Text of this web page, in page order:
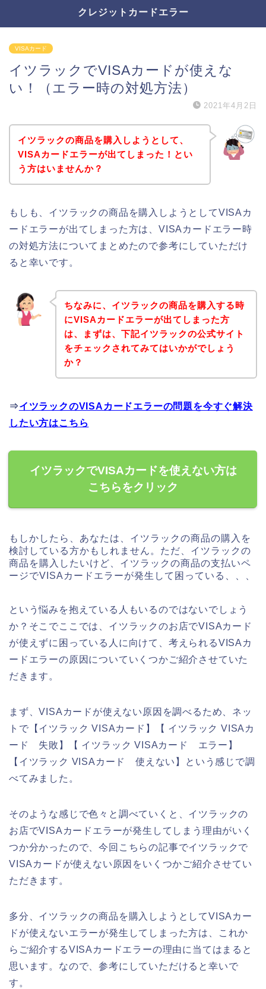
クレジットカードエラー
VISAカード
イツラックでVISAカードが使えな
い！（エラー時の対処方法）
2021年4月2日
イツラックの商品を購入しようとして、
VISAカードエラーが出てしまった！とい
う方はいませんか？
もしも、イツラックの商品を購入しようとしてVISAカ
ードエラーが出てしまった方は、VISAカードエラー時
の対処方法についてまとめたので参考にしていただけ
ると幸いです。
ちなみに、イツラックの商品を購入する時
にVISAカードエラーが出てしまった方
は、まずは、下記イツラックの公式サイト
をチェックされてみてはいかがでしょう
か？
⇒イツラックのVISAカードエラーの問題を今すぐ解決
したい方はこちら
イツラックでVISAカードを使えない方は
こちらをクリック
もしかしたら、あなたは、イツラックの商品の購入を
検討している方かもしれません。ただ、イツラックの
商品を購入したいけど、イツラックの商品の支払いペ
ージでVISAカードエラーが発生して困っている、、、
という悩みを抱えている人もいるのではないでしょう
か？そこでここでは、イツラックのお店でVISAカード
が使えずに困っている人に向けて、考えられるVISAカ
ードエラーの原因についていくつかご紹介させていた
だきます。
まず、VISAカードが使えない原因を調べるため、ネッ
トで【イツラック VISAカード】【 イツラック VISAカ
ード 失敗】【 イツラック VISAカード エラー】
【イツラック VISAカード 使えない】という感じで調
べてみました。
そのような感じで色々と調べていくと、イツラックの
お店でVISAカードエラーが発生してしまう理由がいく
つか分かったので、今回こちらの記事でイツラックで
VISAカードが使えない原因をいくつかご紹介させてい
ただきます。
多分、イツラックの商品を購入しようとしてVISAカー
ドが使えないエラーが発生してしまった方は、これか
らご紹介するVISAカードエラーの理由に当てはまると
思います。なので、参考にしていただけると幸いで
す。